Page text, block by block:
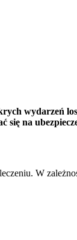
wydarzeń
na
W